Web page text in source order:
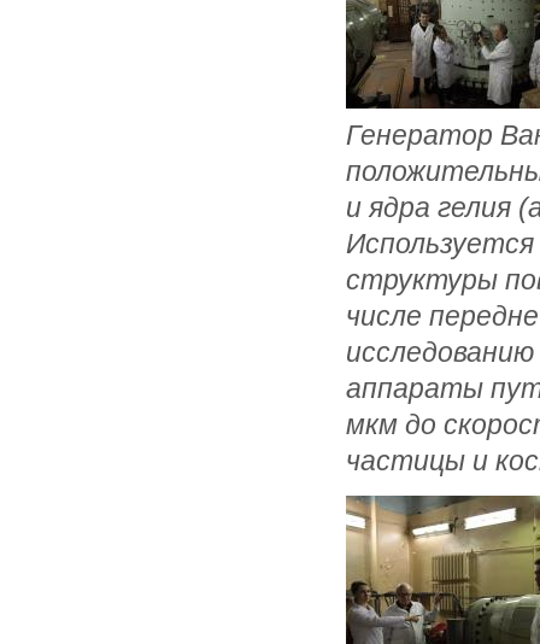
Генератор
и ядра гелия
структуры
числе
аппараты
мкм до
частицы и